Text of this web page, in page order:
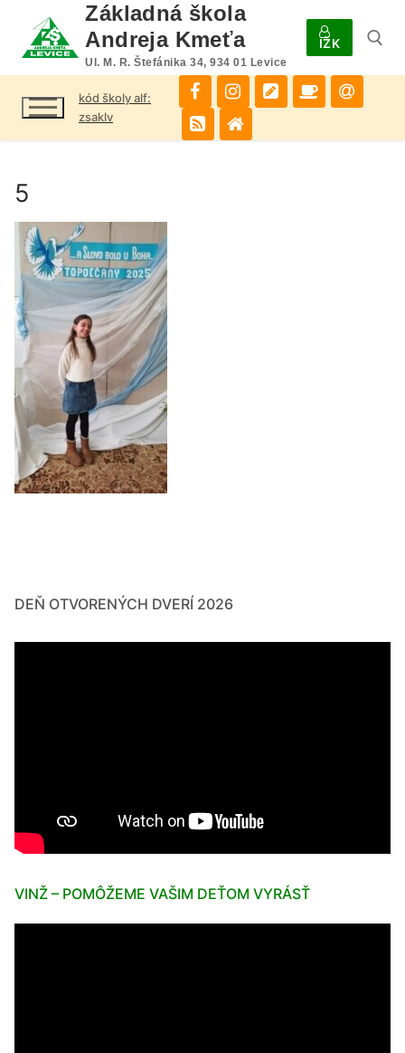
obsah
Základná škola
Andreja Kmeťa
Ul. M. R. Štefánika 34, 934 01 Levice
IŽK
Hľadať:
kód školy alf:
zsaklv
5
DEŇ OTVORENÝCH DVERÍ 2026
VINŽ – POMÔŽEME VAŠIM DEŤOM VYRÁSŤ